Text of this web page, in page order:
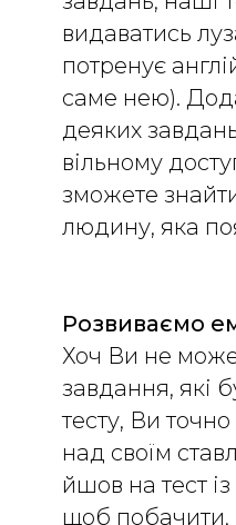
видаватись
потренує
саме нею).
деяких
вільному
зможете
людину, яка
Розвиваємо
Хоч Ви не
завдання, які
тесту, Ви
над своїм
йшов на тест
щоб